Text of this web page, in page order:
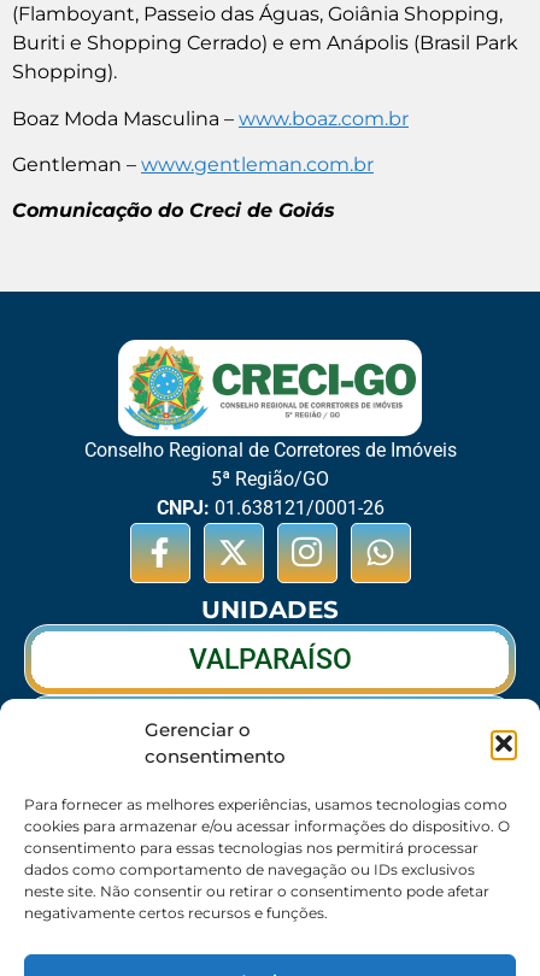
Gerenciar o
consentimento
Para fornecer as melhores experiências, usamos tecnologias como
cookies para armazenar e/ou acessar informações do dispositivo. O
consentimento para essas tecnologias nos permitirá processar
dados como comportamento de navegação ou IDs exclusivos
neste site. Não consentir ou retirar o consentimento pode afetar
negativamente certos recursos e funções.
(Flamboyant, Passeio das Águas, Goiânia Shopping,
Buriti e Shopping Cerrado) e em Anápolis (Brasil Park
Shopping).
Boaz Moda Masculina – www.boaz.com.br
Gentleman – www.gentleman.com.br
Comunicação do Creci de Goiás
Conselho Regional de Corretores de Imóveis
5ª Região/GO
CNPJ: 01.638121/0001-26
UNIDADES
VALPARAÍSO
RIO VERDE
CALDAS NOVAS
SEDE
62 3095-6530 / 62 3236-7350 / 62 99643-1994